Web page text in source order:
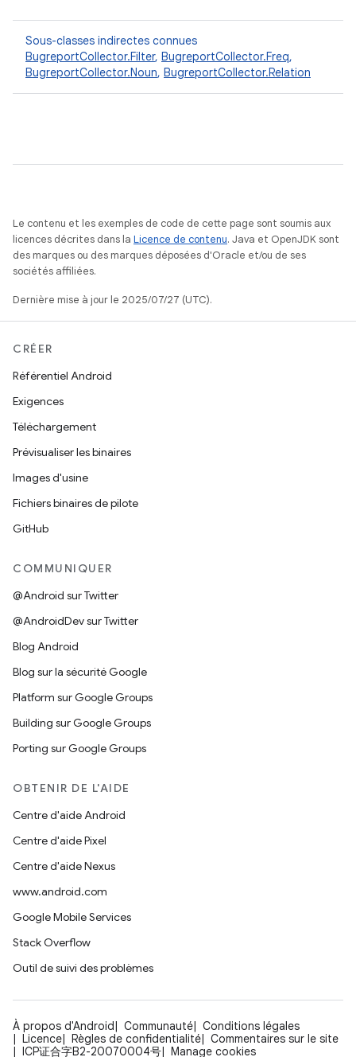
Sous-classes indirectes connues
BugreportCollector.Filter, BugreportCollector.Freq,
BugreportCollector.Noun, BugreportCollector.Relation
Le contenu et les exemples de code de cette page sont soumis aux
licences décrites dans la Licence de contenu. Java et OpenJDK sont
des marques ou des marques déposées d'Oracle et/ou de ses
sociétés affiliées.
Dernière mise à jour le 2025/07/27 (UTC).
CRÉER
Référentiel Android
Exigences
Téléchargement
Prévisualiser les binaires
Images d'usine
Fichiers binaires de pilote
GitHub
COMMUNIQUER
@Android sur Twitter
@AndroidDev sur Twitter
Blog Android
Blog sur la sécurité Google
Platform sur Google Groups
Building sur Google Groups
Porting sur Google Groups
OBTENIR DE L'AIDE
Centre d'aide Android
Centre d'aide Pixel
Centre d'aide Nexus
www.android.com
Google Mobile Services
Stack Overflow
Outil de suivi des problèmes
À propos d'Android Communauté
Conditions légales
Licence
Règles de confidentialité
Commentaires sur le site
ICP证合字B2-20070004号
Manage cookies